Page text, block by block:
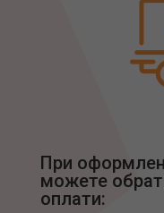
При
можете
оплати: